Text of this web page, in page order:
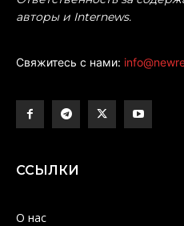
авторы и Internews.
Свяжитесь с нами:
ССЫЛКИ
О нас